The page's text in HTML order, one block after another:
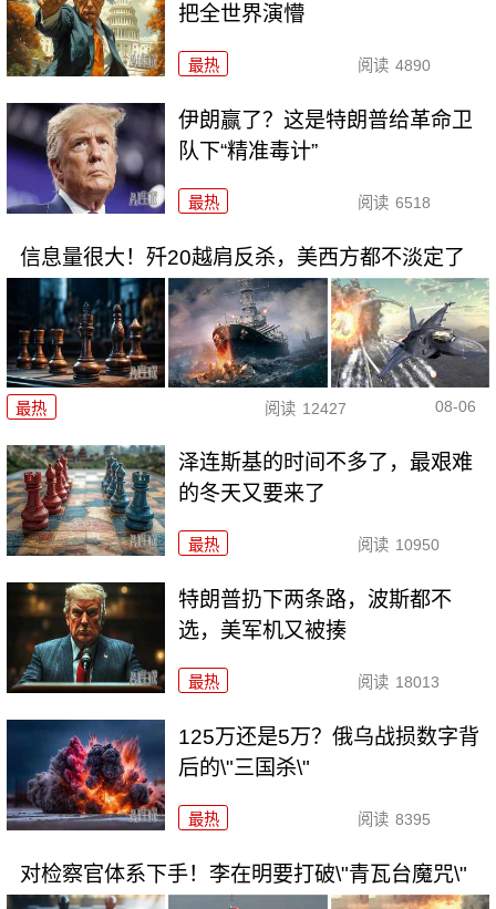
把全世界演懵
最热 阅读 4890
伊朗赢了？这是特朗普给革命卫
队下“精准毒计”
最热 阅读 6518
信息量很大！歼20越肩反杀，美西方都不淡定了
最热 阅读 12427 08-06
泽连斯基的时间不多了，最艰难
的冬天又要来了
最热 阅读 10950
特朗普扔下两条路，波斯都不
选，美军机又被揍
最热 阅读 18013
125万还是5万？俄乌战损数字背
后的\"三国杀\"
最热 阅读 8395
对检察官体系下手！李在明要打破\"青瓦台魔咒\"